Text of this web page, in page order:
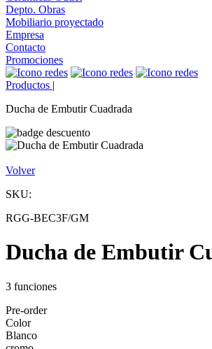
Depto. Obras
Mobiliario proyectado
Empresa
Contacto
Promociones
Productos |
Ducha de Embutir Cuadrada
Volver
SKU:
RGG-BEC3F/GM
Ducha de Embutir
3 funciones
Pre-order
Color
Blanco